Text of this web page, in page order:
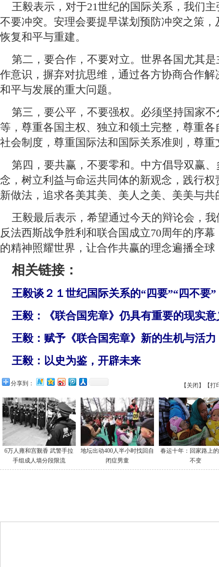
王毅表示，对于21世纪的国际关系，我们
不要冲突。安理会要提早谋划预防冲突之策
恢复和平与重建。
第二，要合作，不要对立。世界各国尤其是
作意识，摒弃对抗思维，通过各方协商合作
和平与发展的重大问题。
第三，要公平，不要强权。必须坚持国家不
等，尊重各国主权、独立和领土完整，尊重
社会制度，尊重国际法和国际关系准则，尊重
第四，要共赢，不要零和。中方倡导双赢、
念，树立利益与命运共同体的新观念，践行
新做法，追求各美其美、美人之美、美美与共
王毅最后表示，希望通过今天的辩论会，我
反法西斯战争胜利和联合国成立70周年的序
的精神照耀世界，让合作共赢的理念遍播全球
相关链接：
王毅谈２１世纪国际关系的“四要”“四不要”
王毅：《联合国宪章》仍具有重要的现实意
王毅：赋予《联合国宪章》新的生机与活力
王毅：以史为鉴，开辟未来
分享到： 【关闭】 【打
6万人雍和宫觐香 武警手拉
手组成人墙分段限流
地坛出动400人半小时找回自
闭症男童
春运十年：回家路上
不变